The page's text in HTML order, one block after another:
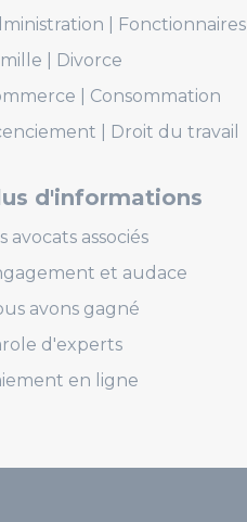
Fonctionnaires
Divorce
Consommation
Droit du travail
d'informations
avocats associés
et audace
avons gagné
d'experts
en ligne